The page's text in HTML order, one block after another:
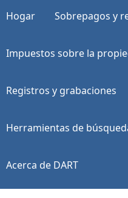
Hogar Sobrepagos y
Impuestos sobre la
Registros y grabaciones
Herramientas de
Acerca de DART